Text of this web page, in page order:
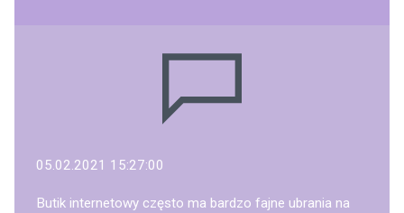
05.02.2021 15:27:00
Butik internetowy często ma bardzo fajne ubrania na